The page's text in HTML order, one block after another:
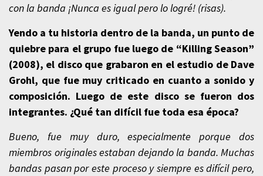
con la banda ¡Nunca es igual pero lo logré! (risas).
Yendo a tu historia dentro de la banda, un punto de
quiebre para el grupo fue luego de “Killing Season”
(2008), el disco que grabaron en el estudio de Dave
Grohl, que fue muy criticado en cuanto a sonido y
composición. Luego de este disco se fueron dos
integrantes. ¿Qué tan difícil fue toda esa época?
Bueno, fue muy duro, especialmente porque dos
miembros originales estaban dejando la banda. Muchas
bandas pasan por este proceso y siempre es difícil pero,